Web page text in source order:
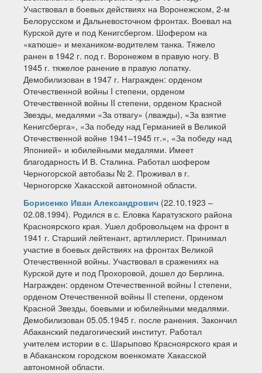
Участвовал в боевых действиях на Воронежском, 2-м
Белорусском и Дальневосточном фронтах. Воевал на
Курской дуге и под Кенигсбергом. Шофером на
«катюше» и механиком-водителем танка. Тяжело
ранен в 1942 г. под г. Воронежем в правую ногу. В
1945 г. тяжелое ранение в правую лопатку.
Демобилизован в 1947 г. Награжден: орденом
Отечественной войны I степени, орденом
Отечественной войны II степени, орденом Красной
Звезды, медалями «За отвагу» (лважды), «За взятие
Кенигсберга», «За победу над Германией в Великой
Отечественной войне 1941–1945 гг.», «За победу над
Японией» и юбилейными медалями. Имеет
благодарность И В. Сталина. Работал шофером
Черногорской автобазы № 2. Проживал в г.
Черногорске Хакасской автономной области.
Борисенко Иван Александрович (22.10.1923 –
02.08.1994). Родился в с. Еловка Каратузского района
Красноярского края. Ушел добровольцем на фронт в
1941 г. Старший лейтенант, артиллерист. Принимал
участие в боевых действиях на фронтах Великой
Отечественной войны. Участвовал в сражениях на
Курской дуге и под Прохоровой, дошел до Берлина.
Награжден: орденом Отечественной войны I степени,
орденом Отечественной войны II степени, орденом
Красной Звезды, боевыми и юбилейными медалями.
Демобилизован 05.05.1945 г. после ранения. Закончил
Абаканский педагогический институт. Работал
учителем истории в с. Шарыпово Красноярского края и
в Абаканском городском военкомате Хакасской
автономной области.